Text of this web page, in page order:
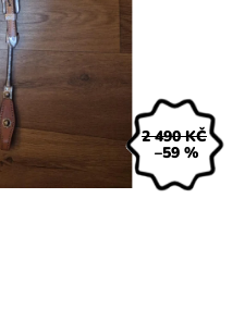
2 490 KČ
–59 %